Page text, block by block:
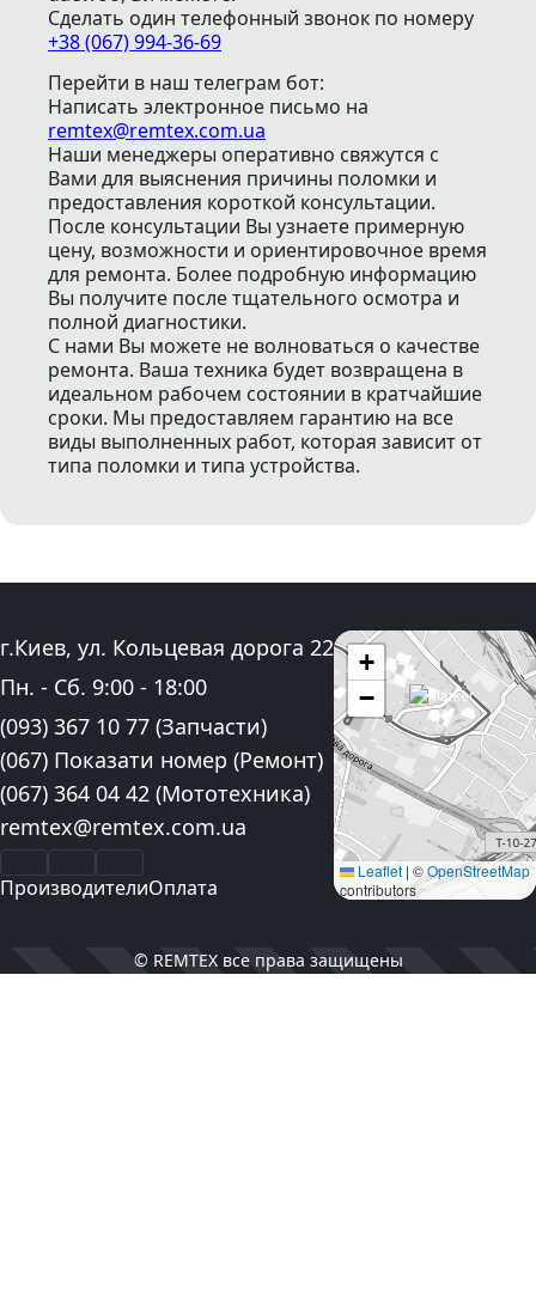
Сделать один телефонный звонок по номеру
+38 (067) 994-36-69
Перейти в наш телеграм бот:
Написать электронное письмо на
remtex@remtex.com.ua
Наши менеджеры оперативно свяжутся с
Вами для выяснения причины поломки и
предоставления короткой консультации.
После консультации Вы узнаете примерную
цену, возможности и ориентировочное время
для ремонта. Более подробную информацию
Вы получите после тщательного осмотра и
полной диагностики.
С нами Вы можете не волноваться о качестве
ремонта. Ваша техника будет возвращена в
идеальном рабочем состоянии в кратчайшие
сроки. Мы предоставляем гарантию на все
виды выполненных работ, которая зависит от
типа поломки и типа устройства.
Адрес:
г.Киев, ул. Кольцевая дорога 22
График работы:
Пн. - Сб. 9:00 - 18:00
Контактные номера телефона:
(093) 367 10 77 (Запчасти)
(067) Показати номер (Ремонт)
(067) 364 04 42 (Мототехника)
Электронная почта:
remtex@remtex.com.ua
ПроизводителиОплата
+
−
Leaflet | ©OpenStreetMap
contributors
© REMTEX все права защищены